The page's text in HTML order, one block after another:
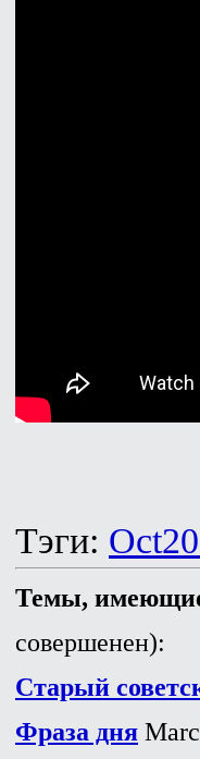
Тэги:
Темы, имеющие
совершенен):
Старый
Фраза дня